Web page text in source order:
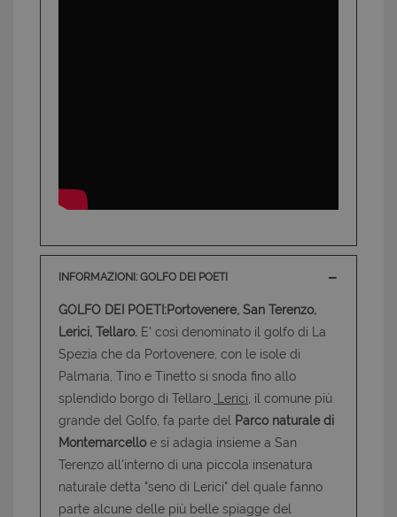
INFORMAZIONI: GOLFO DEI POETI
GOLFO DEI POETI:Portovenere, San Terenzo,
Lerici, Tellaro. E' così denominato il golfo di La
Spezia che da Portovenere, con le isole di
Palmaria, Tino e Tinetto si snoda fino allo
splendido borgo di Tellaro.
Lerici , il comune più
grande del Golfo, fa parte del
Parco naturale di
Montemarcelloe si adagia insieme a San
Terenzo all'interno di una piccola insenatura
naturale detta "seno di Lerici" del quale fanno
parte alcune delle più belle spiagge del